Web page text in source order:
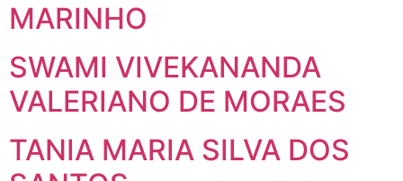
MARINHO
SWAMI VIVEKANANDA
VALERIANO DE MORAES
TANIA MARIA SILVA DOS